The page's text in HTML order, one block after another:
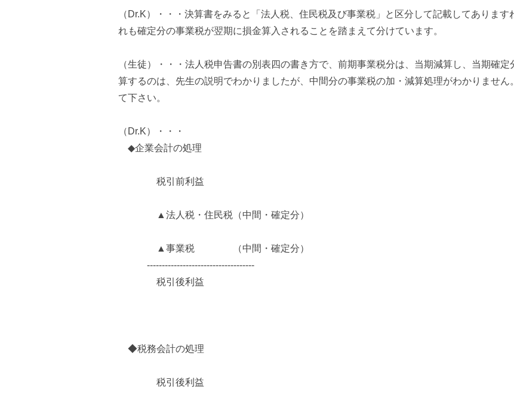
（Dr.K）・・・決算書をみると「法人税、住民税及び事業税」と区分して記載してあります
れも確定分の事業税が翌期に損金算入されることを踏まえて分けています。
（生徒）・・・法人税申告書の別表四の書き方で、前期事業税分は、当期減算し、当期確定
算するのは、先生の説明でわかりましたが、中間分の事業税の加・減算処理がわかりません
て下さい。
（Dr.K）・・・
◆企業会計の処理
税引前利益
▲法人税・住民税（中間・確定分）
▲事業税 （中間・確定分）
------------------------------------
税引後利益
◆税務会計の処理
税引後利益